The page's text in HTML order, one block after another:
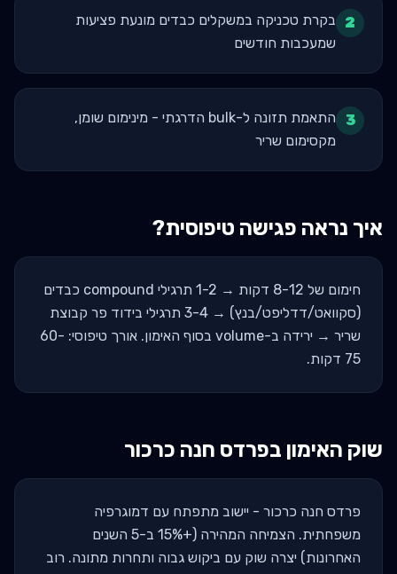
2
בקרת טכניקה במשקלים כבדים מונעת פציעות
שמעכבות חודשים
3
התאמת תזונה ל-bulk הדרגתי - מינימום שומן,
מקסימום שריר
איך נראה פגישה טיפוסית?
חימום של 8-12 דקות → 1-2 תרגילי compound כבדים
(סקוואט/דדליפט/בנץ) → 3-4 תרגילי בידוד פר קבוצת
שריר → ירידה ב-volume בסוף האימון. אורך טיפוסי: 60-
75 דקות.
שוק האימון בפרדס חנה כרכור
פרדס חנה כרכור - יישוב מתפתח עם דמוגרפיה
משפחתית. הצמיחה המהירה (+15% ב-5 השנים
האחרונות) יצרה שוק עם ביקוש גבוה ותחרות מתונה. רוב